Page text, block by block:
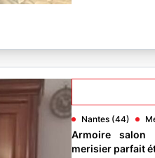
Nantes (44)
Armoire salon
merisier parfait